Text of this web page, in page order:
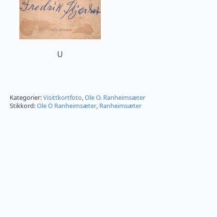
U
Kategorier:Visittkortfoto,Ole O. Ranheimsæter
Stikkord:Ole O Ranheimsæter, Ranheimsæter